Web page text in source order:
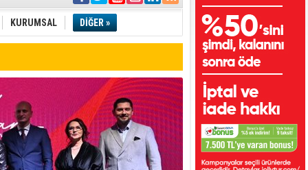
KURUMSAL DİĞER »